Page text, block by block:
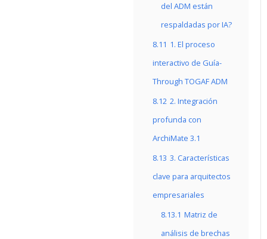
del ADM están
respaldadas por IA?
8.11 1. El proceso
interactivo de Guía-
Through TOGAF ADM
8.12 2. Integración
profunda con
ArchiMate 3.1
8.13 3. Características
clave para arquitectos
empresariales
8.13.1 Matriz de
análisis de brechas